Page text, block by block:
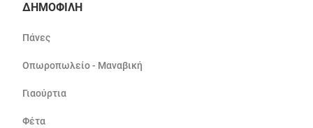
ΔΗΜΟΦΙΛΗ
Πάνες
Οπωροπωλείο - Μαναβική
Γιαούρτια
Φέτα